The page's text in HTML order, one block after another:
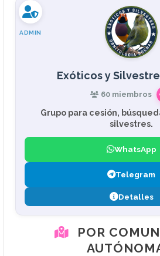
ADMIN
Exóticos y
60 miembros
Grupo para cesión,
silvestres.
WhatsApp
Telegram
Detalles
POR